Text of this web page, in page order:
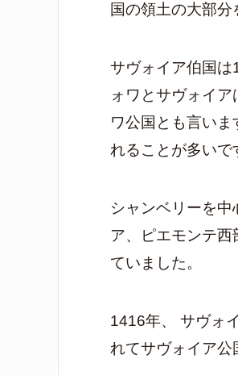
国の領土の大部分
サヴォイア伯国
ォワとサヴォイ
ワ公国とも言い
れることが多いで
シャンベリーを
ア、ピエモンテ
ていました。
1416年、 サヴォ
れてサヴォイア公